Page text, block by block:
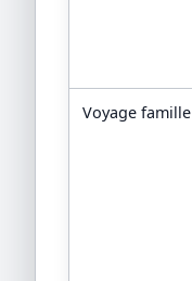
Voyage famille